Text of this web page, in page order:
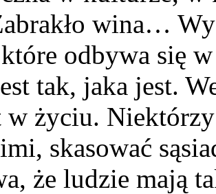
wina…
odbywa się
tak, jaka jest.
życiu. Niektórzy
skasować
że ludzie mają